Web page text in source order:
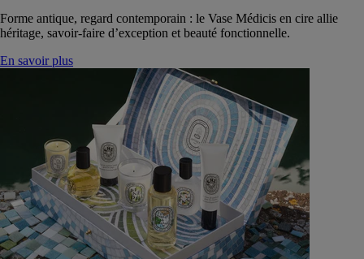
Forme antique, regard contemporain : le Vase Médicis en cire allie
héritage, savoir-faire d’exception et beauté fonctionnelle.
En savoir plus